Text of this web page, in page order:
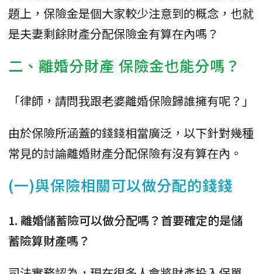
題上，保險金是個大家較少注意到的概念，也就
是夫妻剩餘財產分配保險金有算在內嗎？
二、離婚分財產 保險金也能分嗎？
「律師，請問我跟老婆離婚保險歸誰擁有呢？」
由於保險所涵蓋的錢錢相當廣泛，以下針對幾種
常見的討論離婚財產分配保險有沒有算在內。
(一)與保險相關可以做分配的錢錢
1. 離婚儲蓄險可以做分配嗎？首要確定的是儲
蓄險算財產嗎？